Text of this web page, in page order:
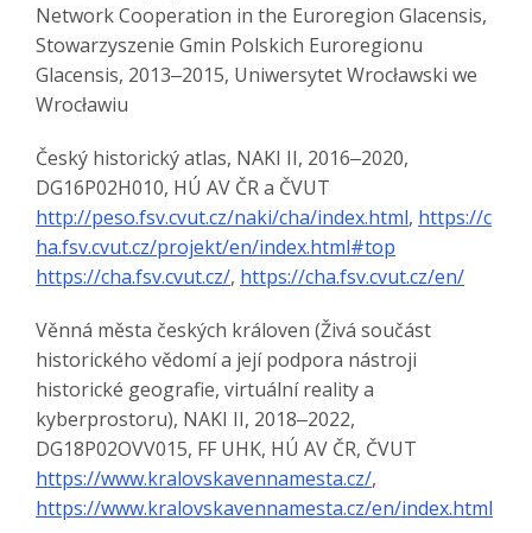
Network Cooperation in the Euroregion Glacensis,
Stowarzyszenie Gmin Polskich Euroregionu
Glacensis, 2013‒2015, Uniwersytet Wrocławski we
Wrocławiu
Český historický atlas, NAKI II, 2016‒2020,
DG16P02H010, HÚ AV ČR a ČVUT
http://peso.fsv.cvut.cz/naki/cha/index.html, https://c
ha.fsv.cvut.cz/projekt/en/index.html#top
https://cha.fsv.cvut.cz/, https://cha.fsv.cvut.cz/en/
Věnná města českých královen (Živá součást
historického vědomí a její podpora nástroji
historické geografie, virtuální reality a
kyberprostoru), NAKI II, 2018‒2022,
DG18P02OVV015, FF UHK, HÚ AV ČR, ČVUT
https://www.kralovskavennamesta.cz/,
https://www.kralovskavennamesta.cz/en/index.html